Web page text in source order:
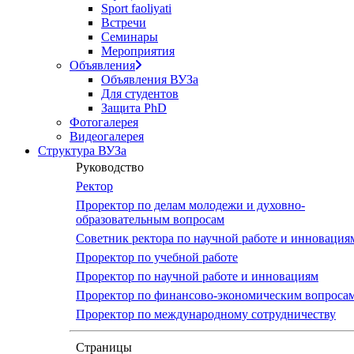
Sport faoliyati
Встречи
Семинары
Мероприятия
Объявления
Объявления ВУЗа
Для студентов
Защита PhD
Фотогалерея
Видеогалерея
Структура ВУЗа
Руководство
Ректор
Проректор по делам молодежи и духовно-
образовательным вопросам
Советник ректора по научной работе и
Проректор по учебной работе
Проректор по научной работе и инновациям
Проректор по финансово-экономическим
Проректор по международному сотрудничеству
Страницы